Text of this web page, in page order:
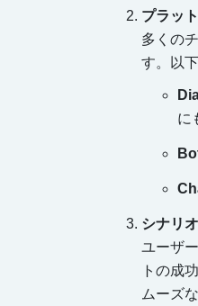
プラッ
多くの
す。以
に
シナリ
ユーザ
トの成
ムーズ